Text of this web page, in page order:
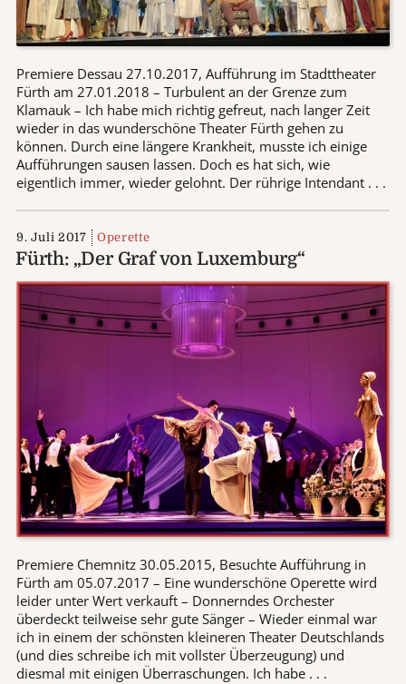
Premiere Dessau 27.10.2017, Aufführung im Stadttheater
Fürth am 27.01.2018 – Turbulent an der Grenze zum
Klamauk – Ich habe mich richtig gefreut, nach langer Zeit
wieder in das wunderschöne Theater Fürth gehen zu
können. Durch eine längere Krankheit, musste ich einige
Aufführungen sausen lassen. Doch es hat sich, wie
eigentlich immer, wieder gelohnt. Der rührige Intendant . . .
9. Juli 2017 Operette
Fürth: „Der Graf von Luxemburg“
Premiere Chemnitz 30.05.2015, Besuchte Aufführung in
Fürth am 05.07.2017 – Eine wunderschöne Operette wird
leider unter Wert verkauft – Donnerndes Orchester
überdeckt teilweise sehr gute Sänger – Wieder einmal war
ich in einem der schönsten kleineren Theater Deutschlands
(und dies schreibe ich mit vollster Überzeugung) und
diesmal mit einigen Überraschungen. Ich habe . . .